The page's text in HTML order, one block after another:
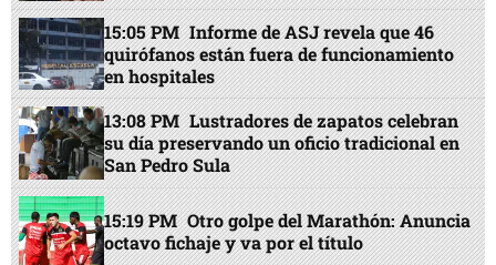
15:05 PM Informe de ASJ revela que 46
quirófanos están fuera de funcionamiento
en hospitales
13:08 PM Lustradores de zapatos celebran
su día preservando un oficio tradicional en
San Pedro Sula
15:19 PM Otro golpe del Marathón: Anuncia
octavo fichaje y va por el título